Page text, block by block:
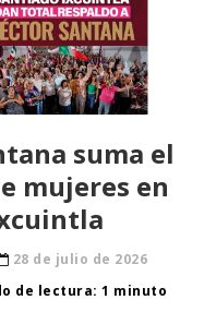
suma el
mujeres en
28 de julio de 2026
de lectura: 1 minuto